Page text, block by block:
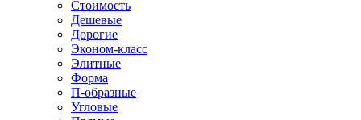
Стоимость
Дешевые
Дорогие
Эконом-класс
Элитные
Форма
П-образные
Угловые